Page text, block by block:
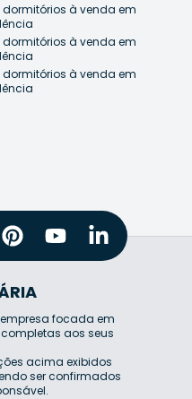
à venda em
à venda em
à venda em
focada em
aos seus
acima exibidos
ser confirmados